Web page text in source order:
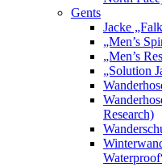
Gents
Jacke
„Men’s
„Men’s
„Solution
Research)